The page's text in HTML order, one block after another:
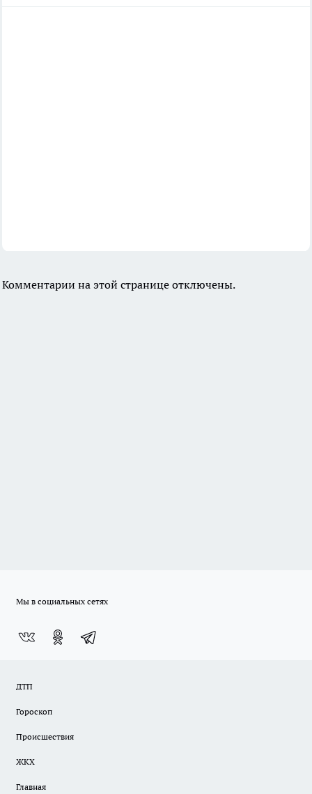
Комментарии на этой странице отключены.
Мы в социальных сетях
ДТП
Гороскоп
Происшествия
ЖКХ
Главная